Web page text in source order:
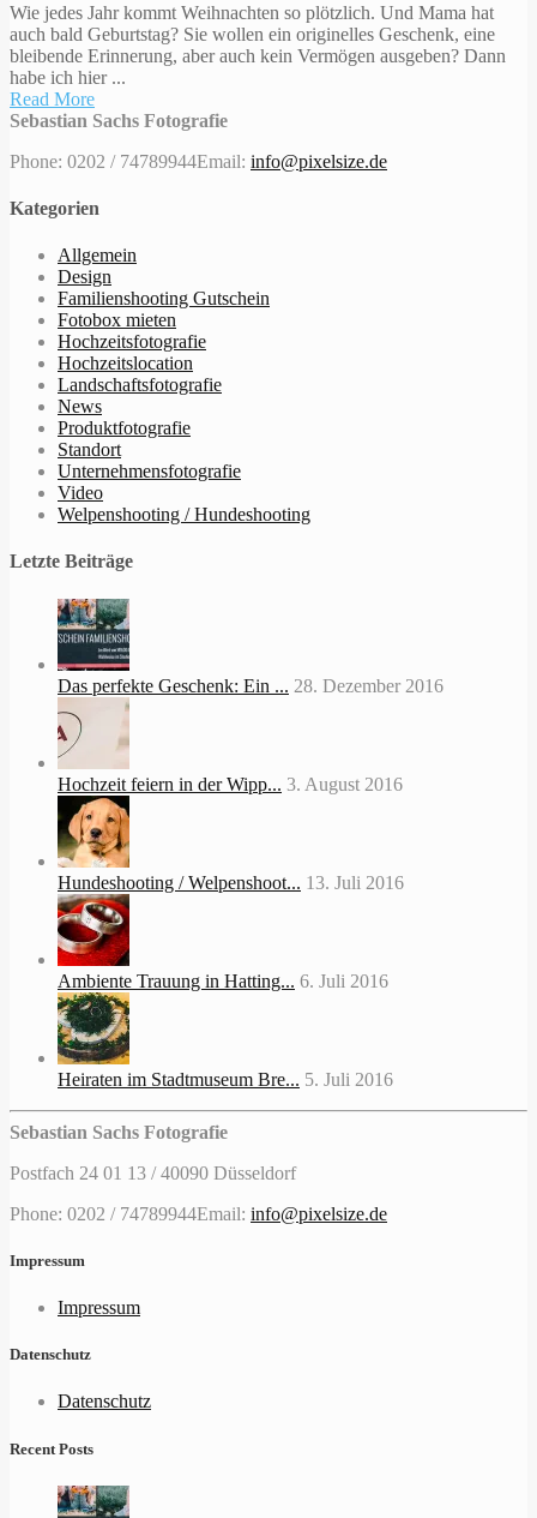
Wie jedes Jahr kommt Weihnachten so plötzlich. Und Mama hat
auch bald Geburtstag? Sie wollen ein originelles Geschenk, eine
bleibende Erinnerung, aber auch kein Vermögen ausgeben? Dann
habe ich hier ...
Read More
Sebastian Sachs Fotografie
Phone: 0202 / 74789944Email: info@pixelsize.de
Kategorien
Allgemein
Design
Familienshooting Gutschein
Fotobox mieten
Hochzeitsfotografie
Hochzeitslocation
Landschaftsfotografie
News
Produktfotografie
Standort
Unternehmensfotografie
Video
Welpenshooting / Hundeshooting
Letzte Beiträge
Das perfekte Geschenk: Ein ... 28. Dezember 2016
Hochzeit feiern in der Wipp... 3. August 2016
Hundeshooting / Welpenshoot... 13. Juli 2016
Ambiente Trauung in Hatting... 6. Juli 2016
Heiraten im Stadtmuseum Bre... 5. Juli 2016
Sebastian Sachs Fotografie
Postfach 24 01 13 / 40090 Düsseldorf
Phone: 0202 / 74789944Email: info@pixelsize.de
Impressum
Impressum
Datenschutz
Datenschutz
Recent Posts